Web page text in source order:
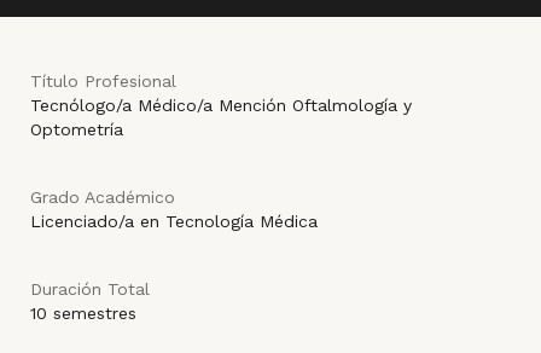
Título Profesional
Tecnólogo/a Médico/a Mención Oftalmología y
Optometría
Grado Académico
Licenciado/a en Tecnología Médica
Duración Total
10 semestres